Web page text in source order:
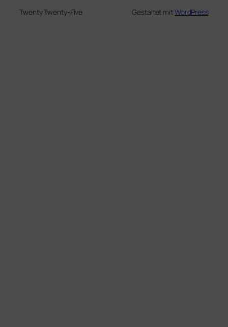
Twenty Twenty-Five Gestaltet mitWordPress